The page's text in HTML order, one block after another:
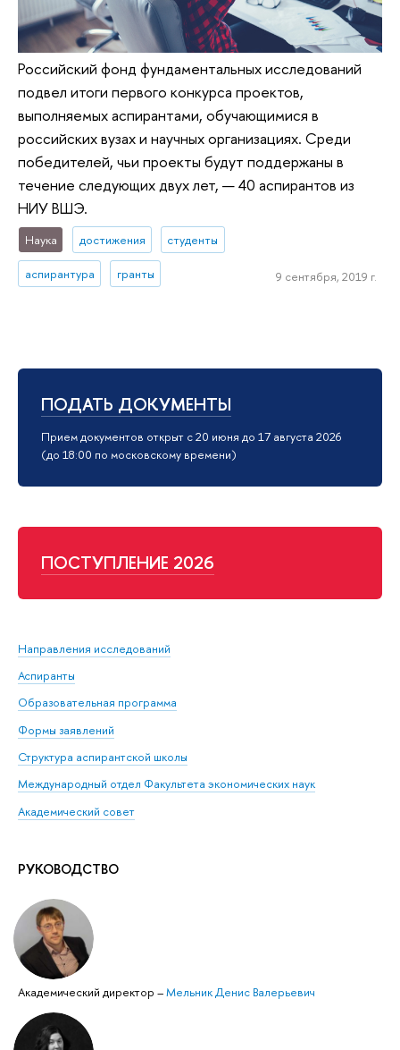
ПОДАТЬ ДОКУМЕНТЫ
Прием документов открыт с 20 июня до 17 августа 2026
(до 18:00 по московскому времени)
ПОСТУПЛЕНИЕ 2026
Направления исследований
Аспиранты
Образовательная программа
Формы заявлений
Структура аспирантской школы
Международный отдел Факультета экономических наук
Академический совет
РУКОВОДСТВО
Академический директор –Мельник Денис Валерьевич
Российский фонд фундаментальных исследований
подвел итоги первого конкурса проектов,
выполняемых аспирантами, обучающимися в
российских вузах и научных организациях. Среди
победителей, чьи проекты будут поддержаны в
течение следующих двух лет, — 40 аспирантов из
НИУ ВШЭ.
Наука достижения студенты
аспирантура гранты 9 сентября, 2019 г.